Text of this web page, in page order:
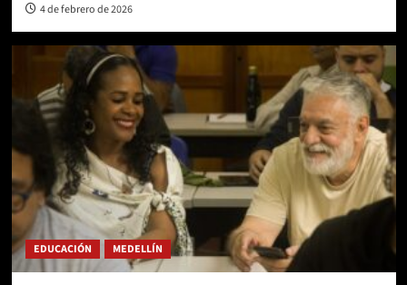
4 de febrero de 2026
EDUCACIÓN MEDELLÍN